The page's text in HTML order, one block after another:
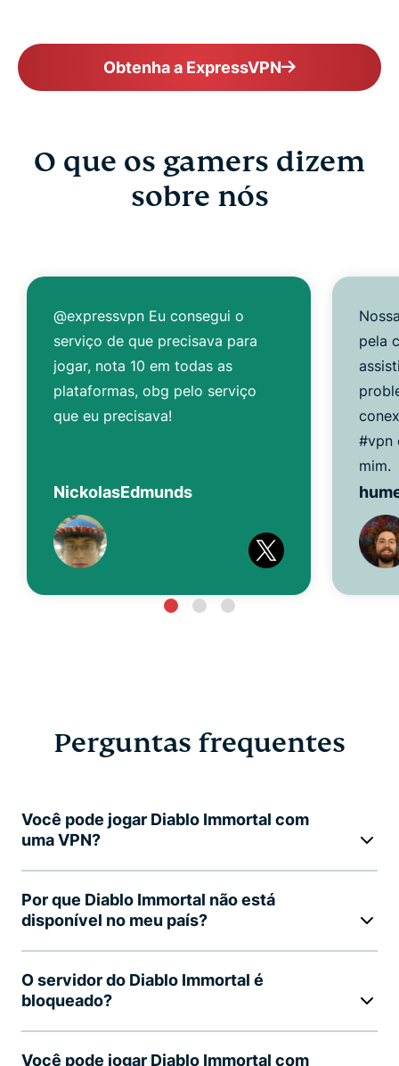
Obtenha a ExpressVPN
O que os gamers dizem
sobre nós
@expressvpn Eu consegui o
serviço de que precisava para
jogar, nota 10 em todas as
plataformas, obg pelo serviço
que eu precisava!
NickolasEdmunds
pela
#vpn
mim.
Perguntas frequentes
Você pode jogar Diablo Immortal com
uma VPN?
Por que Diablo Immortal não está
disponível no meu país?
O servidor do Diablo Immortal é
bloqueado?
Você pode jogar Diablo Immortal com